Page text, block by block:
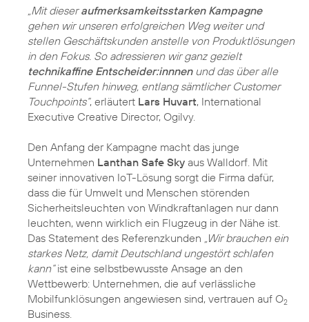
„Mit dieseraufmerksamkeitsstarken Kampagne
gehen wir unseren erfolgreichen Weg weiter und
stellen Geschäftskunden anstelle von Produktlösungen
in den Fokus. So adressieren wir ganz gezielt
technikaffine Entscheider:innnenund das über alle
Funnel-Stufen hinweg, entlang sämtlicher Customer
Touchpoints“, erläutert Lars Huvart, International
Executive Creative Director, Ogilvy.
Den Anfang der Kampagne macht das junge
Unternehmen Lanthan Safe Sky aus Walldorf. Mit
seiner innovativen IoT-Lösung sorgt die Firma dafür,
dass die für Umwelt und Menschen störenden
Sicherheitsleuchten von Windkraftanlagen nur dann
leuchten, wenn wirklich ein Flugzeug in der Nähe ist.
Das Statement des Referenzkunden „Wir brauchen ein
starkes Netz, damit Deutschland ungestört schlafen
kann“ist eine selbstbewusste Ansage an den
Wettbewerb: Unternehmen, die auf verlässliche
Mobilfunklösungen angewiesen sind, vertrauen auf O2
Business.